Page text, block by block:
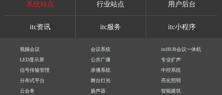
系统站点 行业站点 用户后台
itc资讯 itc服务 itc小程序
视频会议 会议系统
itcHUB会议一体机
LED显示屏
公共广播
专业扩声
信号传输管理
录播系统
中控系统
分布式平台
舞台灯光
亮化照明
云会务
扬声器
智能建筑